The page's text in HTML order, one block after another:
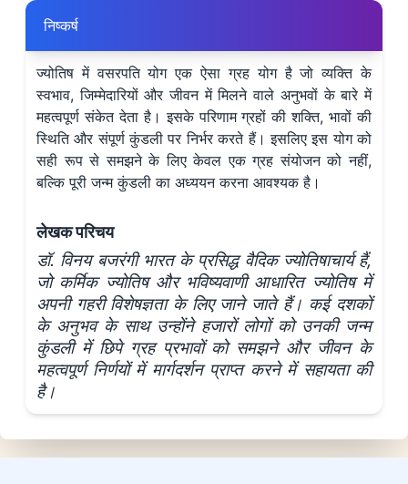
निष्कर्ष
ज्योतिष में वसरपति योग एक ऐसा ग्रह योग है जो व्यक्ति के
स्वभाव, जिम्मेदारियों और जीवन में मिलने वाले अनुभवों के बारे में
महत्वपूर्ण संकेत देता है। इसके परिणाम ग्रहों की शक्ति, भावों की
स्थिति और संपूर्ण कुंडली पर निर्भर करते हैं। इसलिए इस योग को
सही रूप से समझने के लिए केवल एक ग्रह संयोजन को नहीं,
बल्कि पूरी जन्म कुंडली का अध्ययन करना आवश्यक है।
लेखक परिचय
डॉ. विनय बजरंगी भारत के प्रसिद्ध वैदिक ज्योतिषाचार्य हैं,
जो कर्मिक ज्योतिष और भविष्यवाणी आधारित ज्योतिष में
अपनी गहरी विशेषज्ञता के लिए जाने जाते हैं। कई दशकों
के अनुभव के साथ उन्होंने हजारों लोगों को उनकी जन्म
कुंडली में छिपे ग्रह प्रभावों को समझने और जीवन के
महत्वपूर्ण निर्णयों में मार्गदर्शन प्राप्त करने में सहायता की
है।